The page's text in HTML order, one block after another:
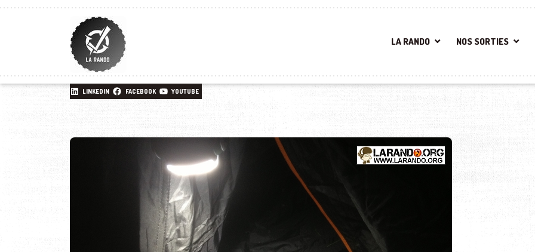
LA RANDO NOS SORTIES
LINKEDIN FACEBOOK YOUTUBE